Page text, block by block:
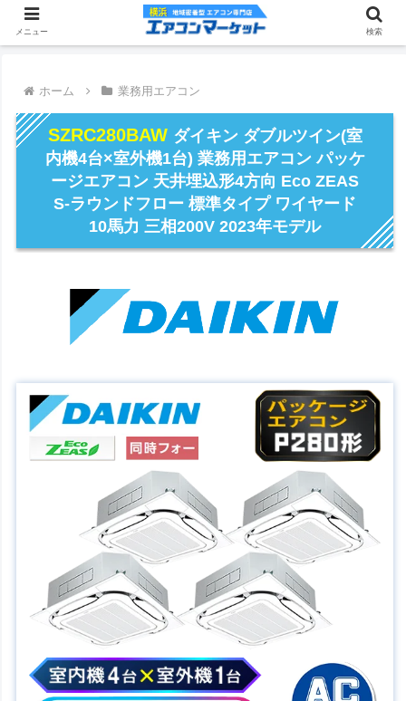
ホーム 業務用エアコン
SZRC280BAW ダイキン ダブルツイン(室
内機4台×室外機1台) 業務用エアコン パッケ
ージエアコン 天井埋込形4方向 Eco ZEAS
S-ラウンドフロー 標準タイプ ワイヤード
10馬力 三相200V 2023年モデル
メニュー 検索